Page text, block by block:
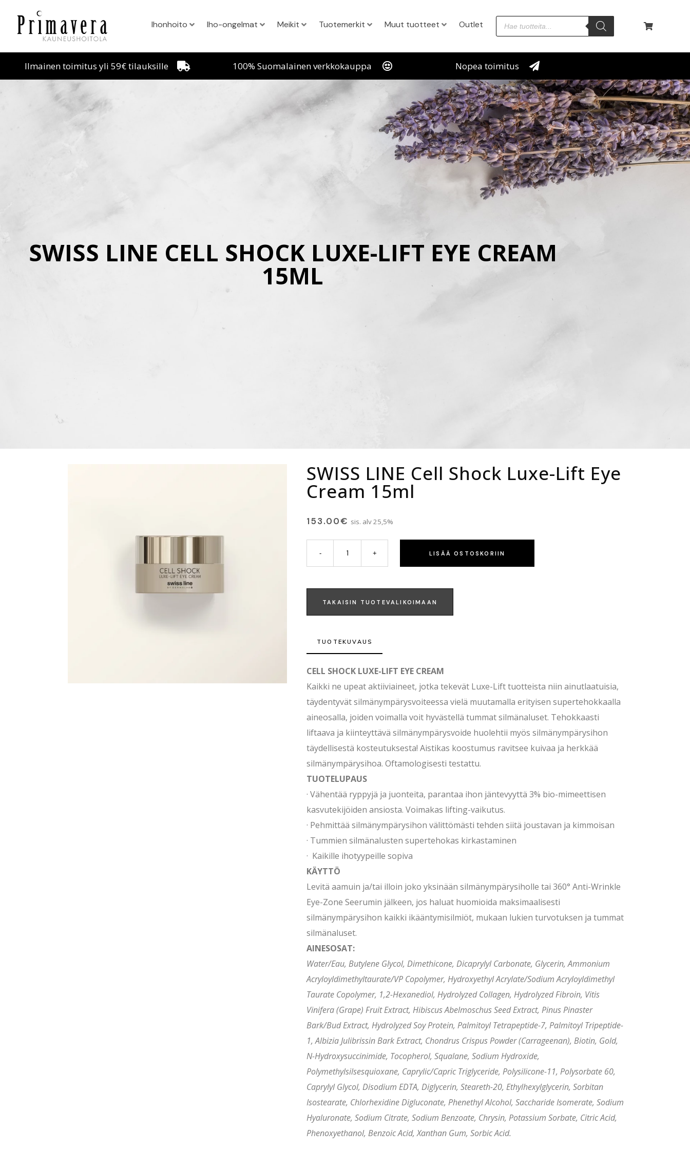
Ihonhoito Iho-ongelmat Meikit Tuotemerkit Muut tuotteet Outlet
Ilmainen toimitus yli 59€ tilauksille 100% Suomalainen verkkokauppa Nopea toimitus
SWISS LINE CELL SHOCK LUXE-LIFT EYE CREAM
15ML
SWISS LINE Cell Shock Luxe-Lift Eye
Cream 15ml
153.00€ sis. alv 25,5%
LISÄÄ OSTOSKORIIN
TAKAISIN TUOTEVALIKOIMAAN
TUOTEKUVAUS
CELL SHOCK LUXE-LIFT EYE CREAM
Kaikki ne upeat aktiiviaineet, jotka tekevät Luxe-Lift tuotteista niin ainutlaatuisia,
täydentyvät silmänympärysvoiteessa vielä muutamalla erityisen supertehokkaalla
aineosalla, joiden voimalla voit hyvästellä tummat silmänaluset. Tehokkaasti
liftaava ja kiinteyttävä silmänympärysvoide huolehtii myös silmänympärysihon
täydellisestä kosteutuksesta! Aistikas koostumus ravitsee kuivaa ja herkkää
silmänympärysihoa. Oftamologisesti testattu.
TUOTELUPAUS
· Vähentää ryppyjä ja juonteita, parantaa ihon jäntevyyttä 3% bio-mimeettisen
kasvutekijöiden ansiosta. Voimakas lifting-vaikutus.
· Pehmittää silmänympärysihon välittömästi tehden siitä joustavan ja kimmoisan
· Tummien silmänalusten supertehokas kirkastaminen
· Kaikille ihotyypeille sopiva
KÄYTTÖ
Levitä aamuin ja/tai illoin joko yksinään silmänympärysiholle tai 360° Anti-Wrinkle
Eye-Zone Seerumin jälkeen, jos haluat huomioida maksimaalisesti
silmänympärysihon kaikki ikääntymisilmiöt, mukaan lukien turvotuksen ja tummat
silmänaluset.
AINESOSAT:
Water/Eau, Butylene Glycol, Dimethicone, Dicaprylyl Carbonate, Glycerin, Ammonium
Acryloyldimethyltaurate/VP Copolymer, Hydroxyethyl Acrylate/Sodium Acryloyldimethyl
Taurate Copolymer, 1,2-Hexanediol, Hydrolyzed Collagen, Hydrolyzed Fibroin, Vitis
Vinifera (Grape) Fruit Extract, Hibiscus Abelmoschus Seed Extract, Pinus Pinaster
Bark/Bud Extract, Hydrolyzed Soy Protein, Palmitoyl Tetrapeptide-7, Palmitoyl Tripeptide-
1, Albizia Julibrissin Bark Extract, Chondrus Crispus Powder (Carrageenan), Biotin, Gold,
N-Hydroxysuccinimide, Tocopherol, Squalane, Sodium Hydroxide,
Polymethylsilsesquioxane, Caprylic/Capric Triglyceride, Polysilicone-11, Polysorbate 60,
Caprylyl Glycol, Disodium EDTA, Diglycerin, Steareth-20, Ethylhexylglycerin, Sorbitan
Isostearate, Chlorhexidine Digluconate, Phenethyl Alcohol, Saccharide Isomerate, Sodium
Hyaluronate, Sodium Citrate, Sodium Benzoate, Chrysin, Potassium Sorbate, Citric Acid,
Phenoxyethanol, Benzoic Acid, Xanthan Gum, Sorbic Acid.